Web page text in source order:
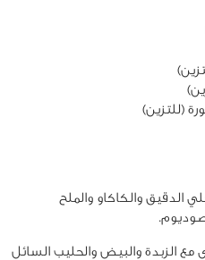
(للتزين)
الدقيق والكاكاو والملح
الزبدة والبيض والحليب السائل